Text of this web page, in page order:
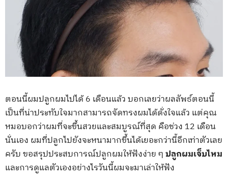
ตอนนี้ผมปลูกผมไปได้ 6 เดือนแล้ว บอกเลยว่าผลลัพธ์ตอนนี้
เป็นที่น่าประทับใจมากสามารถจัดทรงผมได้ดั่งใจแล้ว แต่คุณ
หมอบอกว่าผมที่จะขึ้นสวยและสมบูรณ์ที่สุด คือช่วง 12 เดือน
นั่นเอง ผมที่ปลูกไปยังจะหนามากขึ้นได้เยอะกว่านี้อีกเท่าตัวเลย
ครับ ขอสรุปประสบการณ์ปลูกผมให้ฟังง่าย ๆปลูกผมเจ็บไหม
และการดูแลตัวเองอย่างไรวันนี้ผมจะมาเล่าให้ฟัง